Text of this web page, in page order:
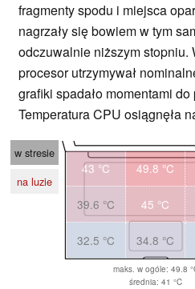
fragmenty spodu i miejsca
nagrzały się bowiem w tym
odczuwalnie niższym stopniu.
procesor utrzymywał
grafiki spadało momentami
Temperatura CPU osiągnęła
w stresie
na luzie
43 °C 49.8 °C
39.6 °C 45 °C
32.5 °C 34.8 °C
maks. w ogóle: 49.8
średnia: 41 °C